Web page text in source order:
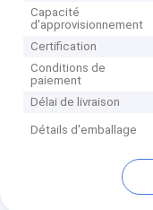
Capacité
d'approvisionnement
Certification
Conditions de
paiement
Délai de livraison
Détails d'emballage